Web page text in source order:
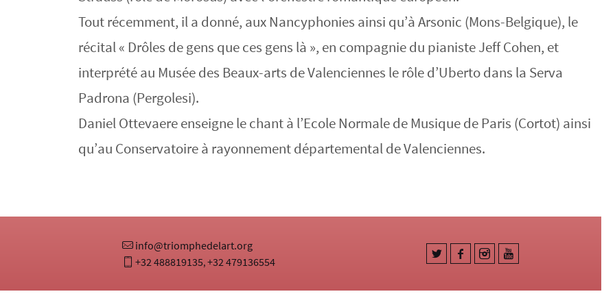
Tout récemment, il a donné, aux Nancyphonies ainsi qu’à Arsonic (Mons-Belgique), le
récital « Drôles de gens que ces gens là », en compagnie du pianiste Jeff Cohen, et
interprété au Musée des Beaux-arts de Valenciennes le rôle d’Uberto dans la Serva
Padrona (Pergolesi).
Daniel Ottevaere enseigne le chant à l’Ecole Normale de Musique de Paris (Cortot) ainsi
qu’au Conservatoire à rayonnement départemental de Valenciennes.
info@triomphedelart.org
+32 488819135,+32 479136554